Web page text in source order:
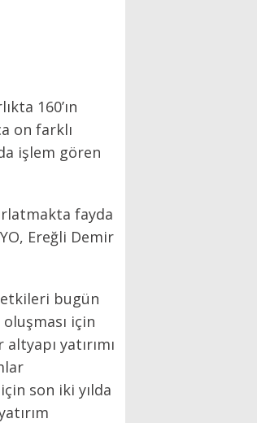
160’ın
on farklı
işlem gören
fayda
Ereğli Demir
etkileri bugün
için
yatırımı
son iki yılda